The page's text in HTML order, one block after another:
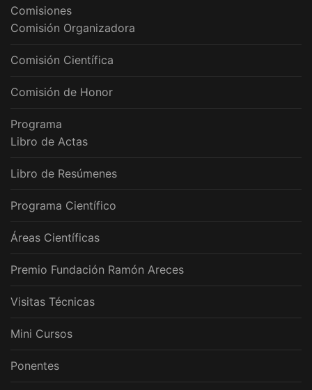
Comisiones
Comisión Organizadora
Comisión Científica
Comisión de Honor
Programa
Libro de Actas
Libro de Resúmenes
Programa Científico
Áreas Científicas
Premio Fundación Ramón Areces
Visitas Técnicas
Mini Cursos
Ponentes